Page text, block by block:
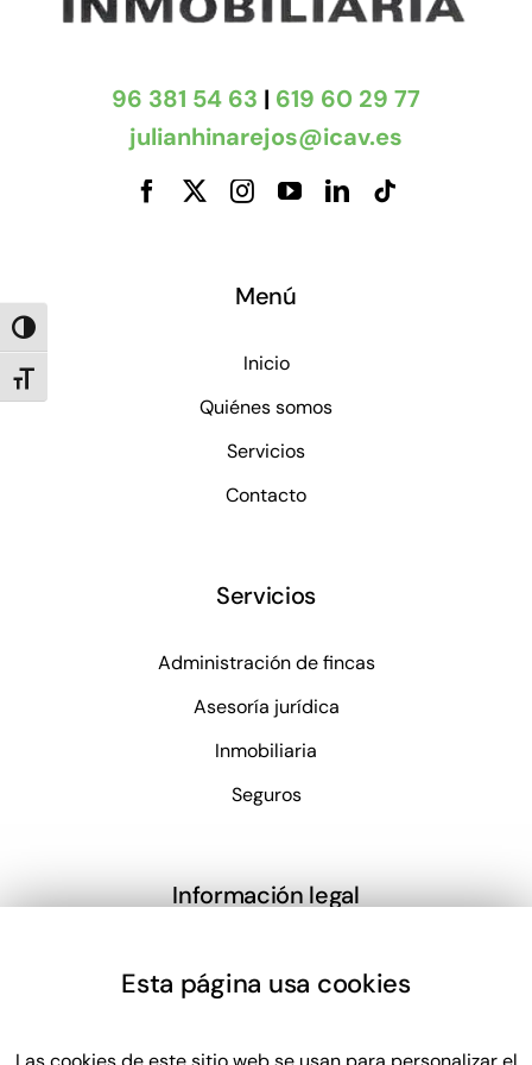
Alternar alto contraste
Alternar tamaño de letra
96 381 54 63 | 619 60 29 77
julianhinarejos@icav.es
Menú
Inicio
Quiénes somos
Servicios
Contacto
Servicios
Administración de fincas
Asesoría jurídica
Inmobiliaria
Seguros
Información legal
Política de privacidad
Política de cookies
Esta página usa cookies